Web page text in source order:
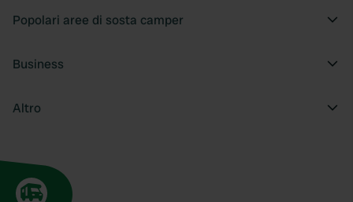
Popolari aree di sosta camper
Business
Altro